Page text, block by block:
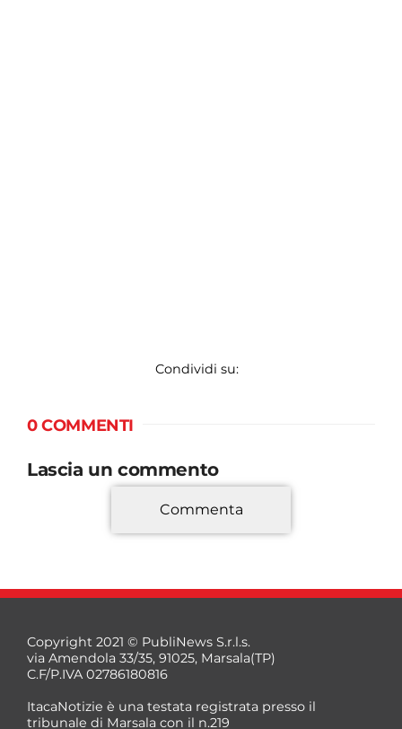
Condividi su:
0 COMMENTI
Lascia un commento
*
Commenta
Copyright 2021 © PubliNews S.r.l.s.
via Amendola 33/35, 91025, Marsala(TP)
C.F/P.IVA 02786180816
ItacaNotizie è una testata registrata presso il
tribunale di Marsala con il n.219